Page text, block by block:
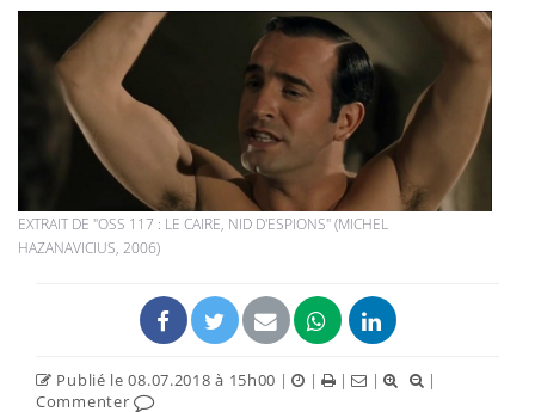
EXTRAIT DE "OSS 117 : LE CAIRE, NID D'ESPIONS" (MICHEL
HAZANAVICIUS, 2006)
Publié le 08.07.2018 à 15h00 | | | |
|
Commenter